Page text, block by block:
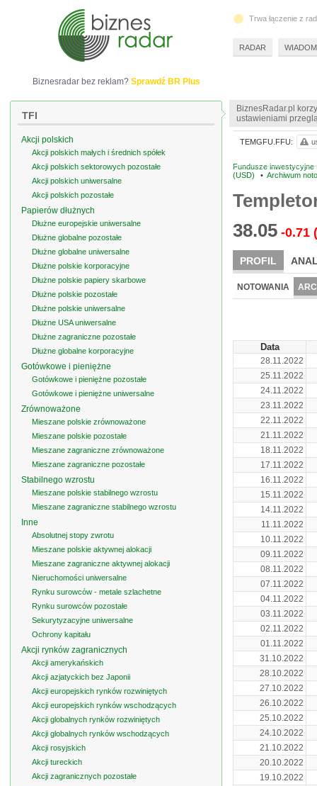
BiznesRadar.pl
ustawieniami
Fundusze inwestycyjne
(USD)
• Archiwum
38.05 -0.71
PROFIL
NOTOWANIA
Data
28.11.2022
25.11.2022
24.11.2022
23.11.2022
22.11.2022
21.11.2022
18.11.2022
17.11.2022
16.11.2022
15.11.2022
14.11.2022
11.11.2022
10.11.2022
09.11.2022
08.11.2022
07.11.2022
04.11.2022
03.11.2022
02.11.2022
01.11.2022
31.10.2022
28.10.2022
27.10.2022
26.10.2022
25.10.2022
24.10.2022
21.10.2022
20.10.2022
19.10.2022
TEMGFU.FFU:
Biznesradar bez reklam? Sprawdź BR Plus
TFI
Akcji polskich
Akcji polskich małych i średnich spółek
Akcji polskich sektorowych pozostałe
Akcji polskich uniwersalne
Akcji polskich pozostałe
Papierów dłużnych
Dłużne europejskie uniwersalne
Dłużne globalne pozostałe
Dłużne globalne uniwersalne
Dłużne polskie korporacyjne
Dłużne polskie papiery skarbowe
Dłużne polskie pozostałe
Dłużne polskie uniwersalne
Dłużne USA uniwersalne
Dłużne zagraniczne pozostałe
Dłużne globalne korporacyjne
Gotówkowe i pieniężne
Gotówkowe i pieniężne pozostałe
Gotówkowe i pieniężne uniwersalne
Zrównoważone
Mieszane polskie zrównoważone
Mieszane polskie pozostałe
Mieszane zagraniczne zrównoważone
Mieszane zagraniczne pozostałe
Stabilnego wzrostu
Mieszane polskie stabilnego wzrostu
Mieszane zagraniczne stabilnego wzrostu
Inne
Absolutnej stopy zwrotu
Mieszane polskie aktywnej alokacji
Mieszane zagraniczne aktywnej alokacji
Nieruchomości uniwersalne
Rynku surowców - metale szlachetne
Rynku surowców pozostałe
Sekurytyzacyjne uniwersalne
Ochrony kapitału
Akcji rynków zagranicznych
Akcji amerykańskich
Akcji azjatyckich bez Japonii
Akcji europejskich rynków rozwiniętych
Akcji europejskich rynków wschodzących
Akcji globalnych rynków rozwiniętych
Akcji globalnych rynków wschodzących
Akcji rosyjskich
Akcji tureckich
Akcji zagranicznych pozostałe
Trwa łączenie z
RADAR